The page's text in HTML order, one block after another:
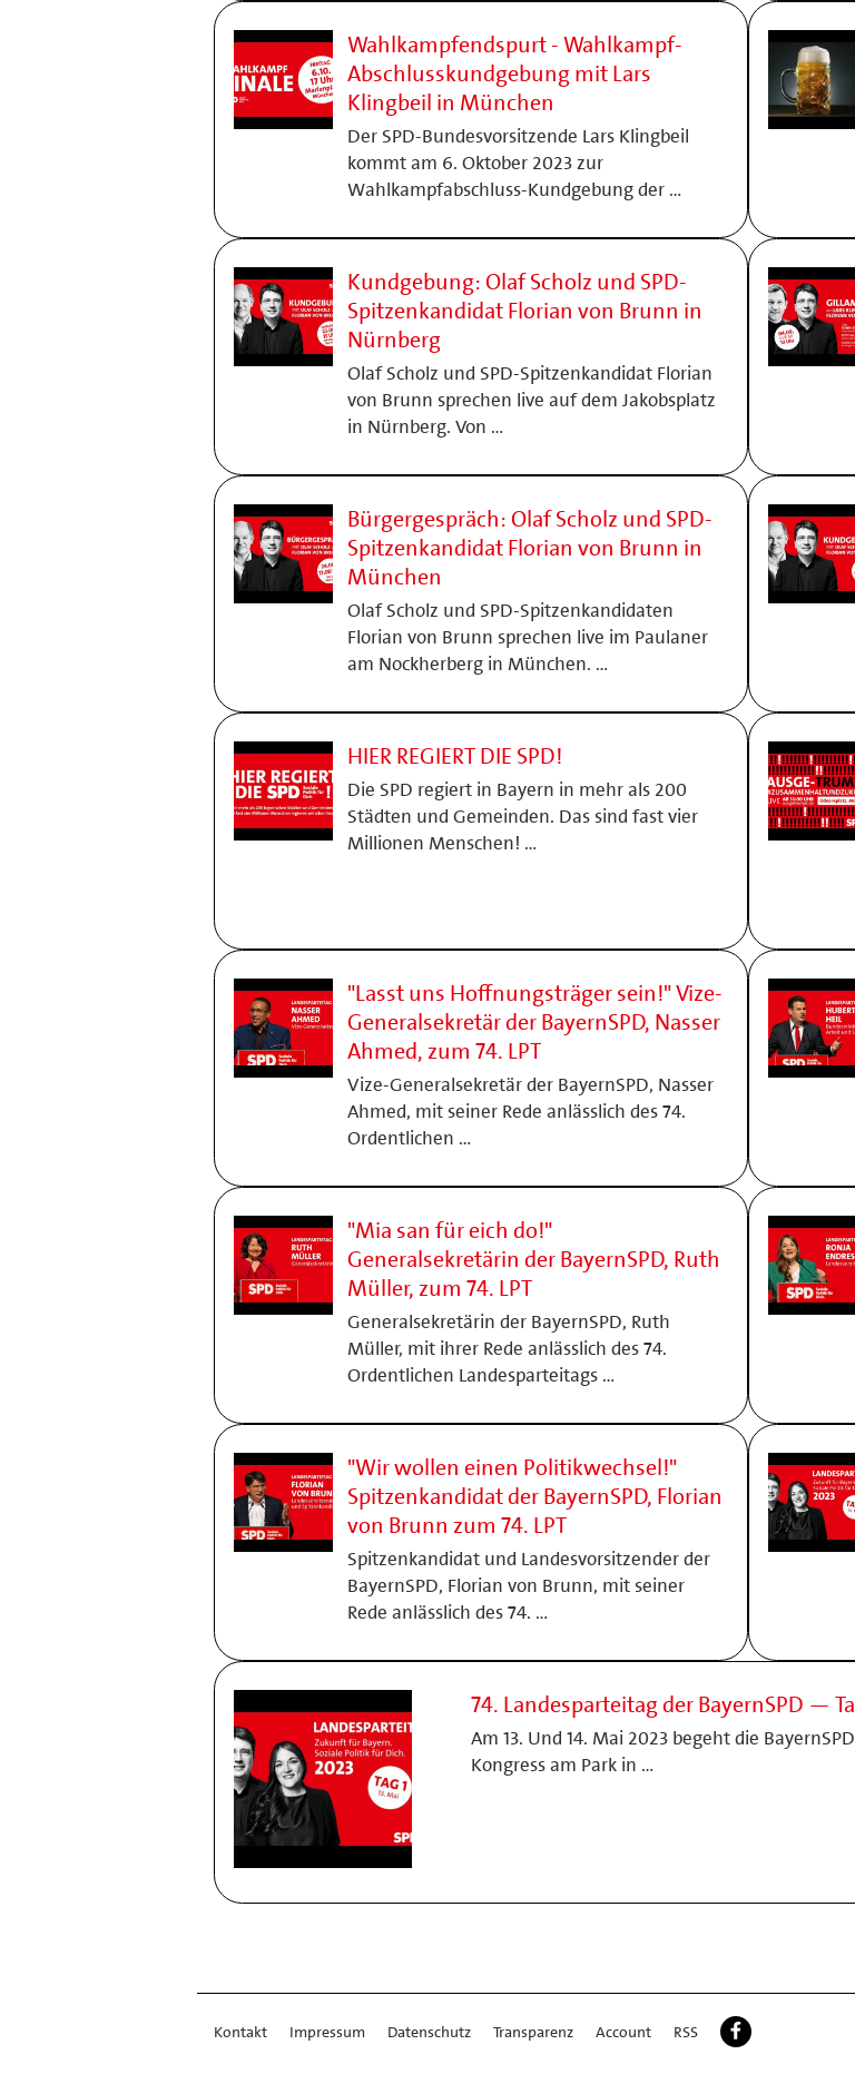
Wahlkampfendspurt - Wahlkampf-
Abschlusskundgebung mit Lars
Klingbeil in München
Der SPD-Bundesvorsitzende Lars Klingbeil
kommt am 6. Oktober 2023 zur
Wahlkampfabschluss-Kundgebung der …
Kundgebung: Olaf Scholz und SPD-
Spitzenkandidat Florian von Brunn in
Nürnberg
Olaf Scholz und SPD-Spitzenkandidat Florian
von Brunn sprechen live auf dem Jakobsplatz
in Nürnberg. Von …
Bürgergespräch: Olaf Scholz und SPD-
Spitzenkandidat Florian von Brunn in
München
Olaf Scholz und SPD-Spitzenkandidaten
Florian von Brunn sprechen live im Paulaner
am Nockherberg in München. …
HIER REGIERT DIE SPD!
Die SPD regiert in Bayern in mehr als 200
Städten und Gemeinden. Das sind fast vier
Millionen Menschen! …
"Lasst uns Hoffnungsträger sein!" Vize-
Generalsekretär der BayernSPD, Nasser
Ahmed, zum 74. LPT
Vize-Generalsekretär der BayernSPD, Nasser
Ahmed, mit seiner Rede anlässlich des 74.
Ordentlichen …
"Mia san für eich do!"
Generalsekretärin der BayernSPD, Ruth
Müller, zum 74. LPT
Generalsekretärin der BayernSPD, Ruth
Müller, mit ihrer Rede anlässlich des 74.
Ordentlichen Landesparteitags …
"Wir wollen einen Politikwechsel!"
Spitzenkandidat der BayernSPD, Florian
von Brunn zum 74. LPT
Spitzenkandidat und Landesvorsitzender der
BayernSPD, Florian von Brunn, mit seiner
Rede anlässlich des 74. …
74. Landesparteitag der BayernSPD —
Am 13. Und 14. Mai 2023 begeht die
Kongress am Park in …
Kontakt Impressum Datenschutz Transparenz Account RSS